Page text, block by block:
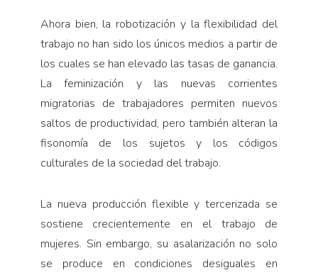
Ahora bien, la robotización y la flexibilidad del
trabajo no han sido los únicos medios a partir de
los cuales se han elevado las tasas de ganancia.
La feminización y las nuevas corrientes
migratorias de trabajadores permiten nuevos
saltos de productividad, pero también alteran la
fisonomía de los sujetos y los códigos
culturales de la sociedad del trabajo.
La nueva producción flexible y tercerizada se
sostiene crecientemente en el trabajo de
mujeres. Sin embargo, su asalarización no solo
se produce en condiciones desiguales en